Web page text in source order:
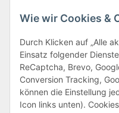
Wie wir Cookies &
Durch Klicken auf „Alle
Einsatz folgender
ReCaptcha, Brevo,
Conversion Tracking,
können die Einstellung
Icon links unten).
Zahlungsarten